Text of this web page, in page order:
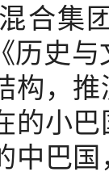
混合集
历史
构，
的小
中巴